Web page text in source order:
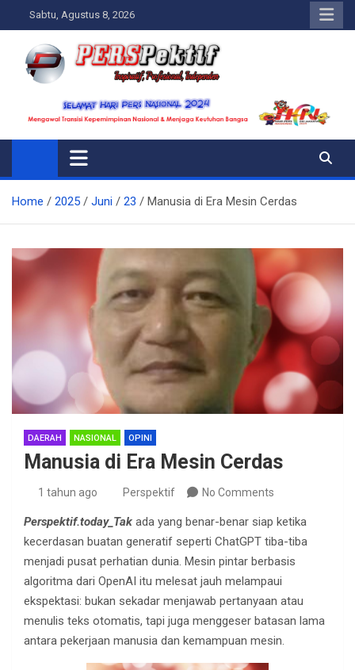
to
content
Sabtu, Agustus 8, 2026
Perspektif.today
Ispiratif Profesional Independen
Home 2025 Juni 23 Manusia di Era Mesin Cerdas
DAERAH NASIONAL OPINI
Manusia di Era Mesin Cerdas
1 tahun ago Perspektif No Comments
Perspektif.today_Tak ada yang benar-benar siap ketika
kecerdasan buatan generatif seperti ChatGPT tiba-tiba
menjadi pusat perhatian dunia. Mesin pintar berbasis
algoritma dari OpenAI itu melesat jauh melampaui
ekspektasi: bukan sekadar menjawab pertanyaan atau
menulis teks otomatis, tapi juga menggeser batasan lama
antara pekerjaan manusia dan kemampuan mesin.